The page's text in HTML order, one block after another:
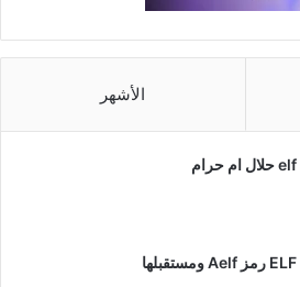
الأشهر